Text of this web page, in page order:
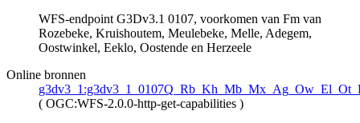
WFS-endpoint G3Dv3.1 0107, voorkomen van Fm van
Rozebeke, Kruishoutem, Meulebeke, Melle, Adegem,
Oostwinkel, Eeklo, Oostende en Herzeele
Online bronnen
( OGC:WFS-2.0.0-http-get-capabilities )